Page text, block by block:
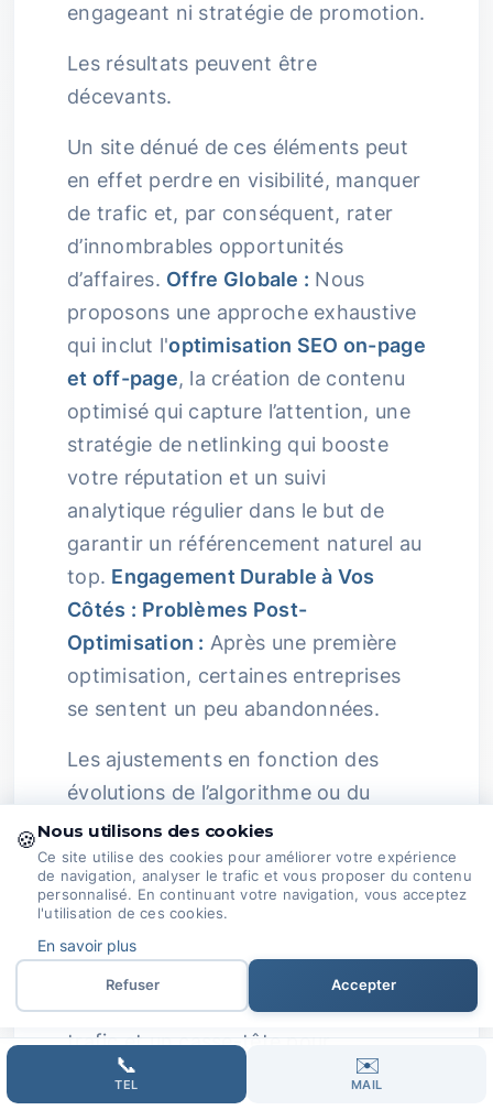
engageant ni stratégie de promotion.
Les résultats peuvent être
décevants.
Un site dénué de ces éléments peut
en effet perdre en visibilité, manquer
de trafic et, par conséquent, rater
d’innombrables opportunités
d’affaires. Offre Globale : Nous
proposons une approche exhaustive
qui inclut l'optimisation SEO on-page
et off-page, la création de contenu
optimisé qui capture l’attention, une
stratégie de netlinking qui booste
votre réputation et un suivi
analytique régulier dans le but de
garantir un référencement naturel au
top. Engagement Durable à Vos
Côtés : Problèmes Post-
Optimisation : Après une première
optimisation, certaines entreprises
se sentent un peu abandonnées.
Les ajustements en fonction des
évolutions de l’algorithme ou du
marché peuvent sembler lointains,
mais ce n'est pas notre scénario.
Coûts et Stress :Sans un suivi actif,
la pertinence du SEO peut diminuer
au fil du temps.
Cela peut entraîner une chute de
trafic et un casse-tête pour
retrouver un bon positionnement.
📞
TEL
✉️
MAIL
🍪Nous utilisons des cookies
Ce site utilise des cookies pour améliorer votre expérience
de navigation, analyser le trafic et vous proposer du contenu
personnalisé. En continuant votre navigation, vous acceptez
l'utilisation de ces cookies.
En savoir plus
Refuser Accepter